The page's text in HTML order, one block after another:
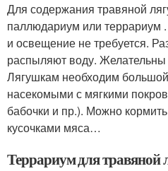
Для содержания травяной
паллюдариум или террариум
и освещение не требуется.
распыляют воду.
Лягушкам необходим
насекомыми с мягкими
бабочки и пр.). Можно
кусочками мяса…
Террариум для травяной